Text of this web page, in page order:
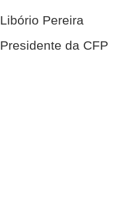
Libório Pereira
Presidente da CFP